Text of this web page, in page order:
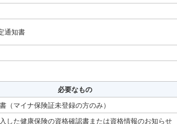
通知書
必要なもの
（マイナ保険証未登録の方のみ）
した健康保険の資格確認書または資格情報のお知らせ